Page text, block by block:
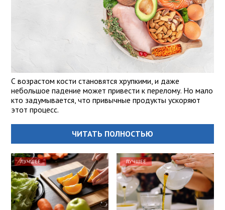
С возрастом кости становятся хрупкими, и даже
небольшое падение может привести к перелому. Но мало
кто задумывается, что привычные продукты ускоряют
этот процесс.
ЧИТАТЬ ПОЛНОСТЬЮ
ЛУЧШЕЕ ЛУЧШЕЕ